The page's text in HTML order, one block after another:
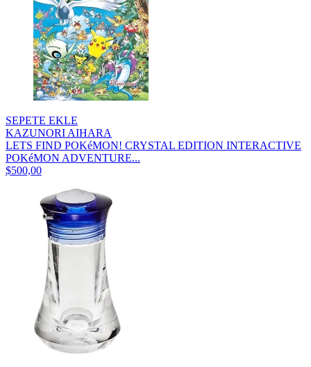
SEPETE EKLE
KAZUNORI AIHARA
LETS FIND POKéMON! CRYSTAL EDITION INTERACTIVE
POKéMON ADVENTURE...
$500,00